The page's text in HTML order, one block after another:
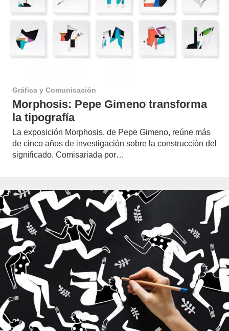
Gráfica y Comunicación
Morphosis: Pepe Gimeno transforma
la tipografía
La exposición Morphosis, de Pepe Gimeno, reúne más
de cinco años de investigación sobre la construcción del
significado. Comisariada por…